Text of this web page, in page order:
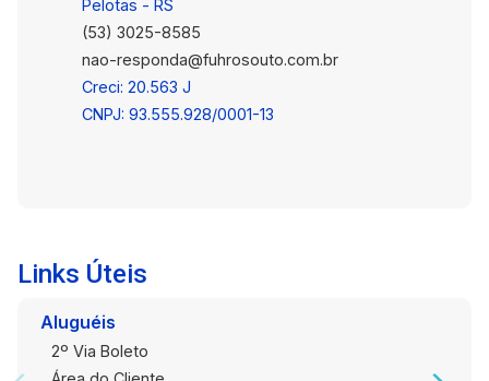
cooktop, pia/torneira e geladeira, depurador de
ar, micro-ondas, forno elétrico e maquina de
lavar, proporcionando praticidade no seu dia a
dia. O ambiente ainda conta com uma linda
bancada e cadeiras. Iluminação Instalada: Todo
natureza. Área de convivência comum bem
tranquilidade. Este é o lar ideal para quem busca
conforto, praticidade e qualidade de vida.
Agende uma visita e venha conhecer essa
Pelotas - RS
(53) 3025-8585
nao-responda@fuhrosouto.com.br
Creci: 20.563 J
CNPJ: 93.555.928/0001-13
Links Úteis
Aluguéis
2º Via Boleto